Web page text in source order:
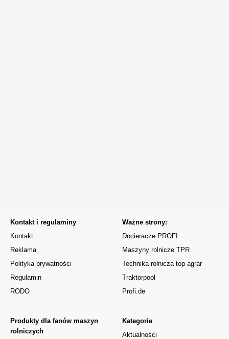
Kontakt i regulaminy
Kontakt
Reklama
Polityka prywatności
Regulamin
RODO
Kategorie
Aktualności
Produkty dla fanów maszyn
rolniczych
Ważne strony:
Docieracze PROFI
Maszyny rolnicze TPR
Technika rolnicza top agrar
Traktorpool
Profi.de